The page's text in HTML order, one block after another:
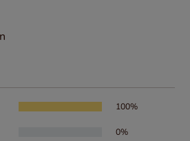
von 5 von 5 Sternen
100%
0%